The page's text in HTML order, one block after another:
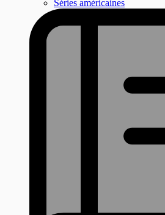
Séries américaines